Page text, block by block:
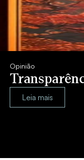
Opinião
Leia mais